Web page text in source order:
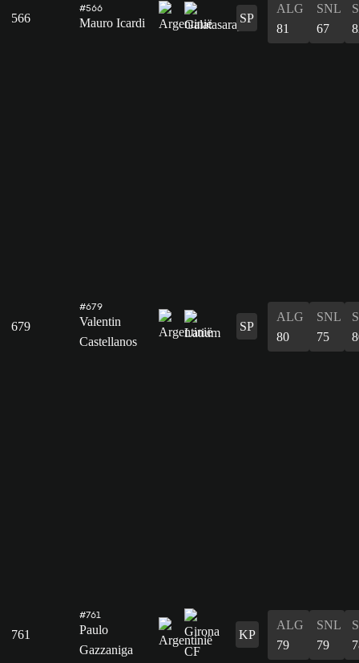
566
#566
Mauro Icardi SP
ALG
81
SNL
67
679
#679
Valentin
Castellanos
SP
ALG
80
SNL
75
761
#761
Paulo
Gazzaniga
KP
ALG
79
SNL
79